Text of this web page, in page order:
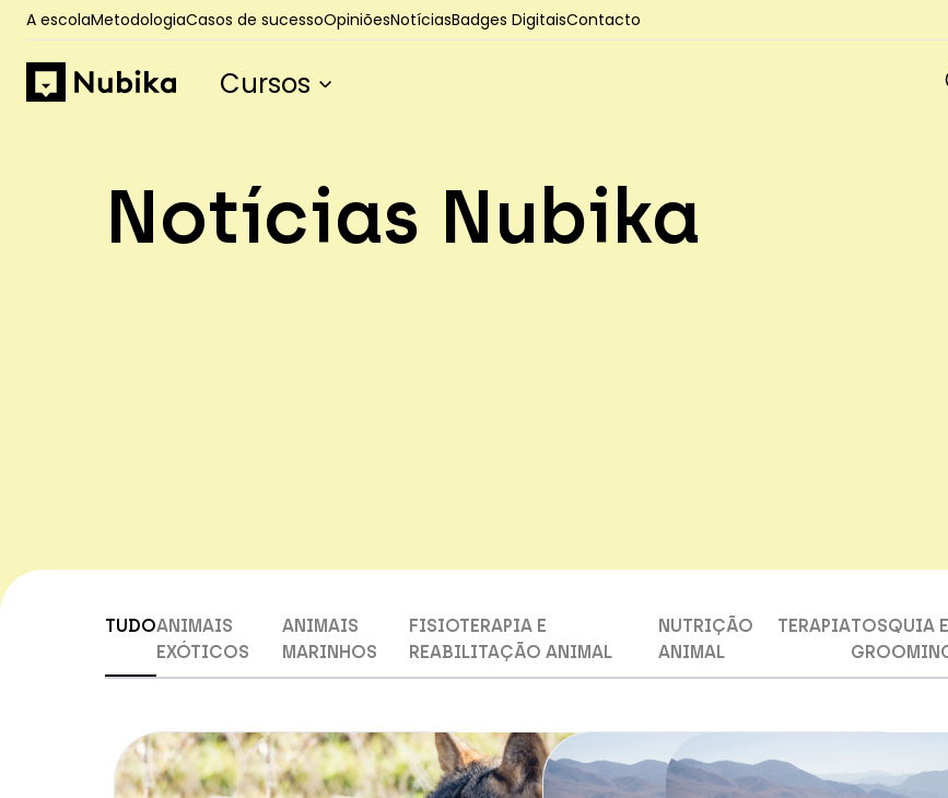
A escolaMetodologiaCasos de sucessoOpiniõesNotíciasBadges DigitaisContacto
Cursos
Notícias Nubika
TUDOANIMAIS
EXÓTICOS
ANIMAIS
MARINHOS
FISIOTERAPIA E
REABILITAÇÃO ANIMAL
NUTRIÇÃO
ANIMAL
TERAPIATOSQUIA E